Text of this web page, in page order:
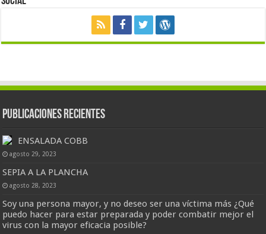
Publicaciones Recientes
ENSALADA COBB
agosto 29, 2023
SEPIA A LA PLANCHA
agosto 28, 2023
Soy una persona mayor, y no deseo ser una víctima más ¿Qué
puedo hacer para estar preparada y poder combatir mejor el
virus con la mayor eficacia posible?